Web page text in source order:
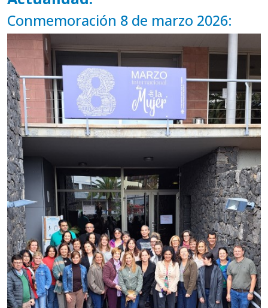
Conmemoración 8 de marzo 2026: